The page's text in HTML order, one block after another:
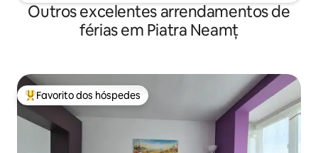
Outros excelentes arrendamentos de
férias em Piatra Neamț
Favoritos dos hóspedes mais apreciados
Favorito dos hóspedes